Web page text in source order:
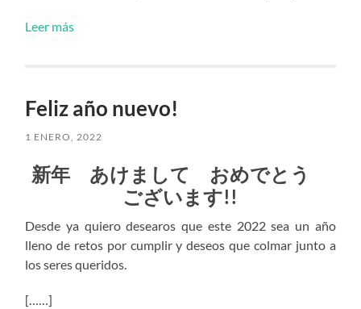
Leer más
Feliz año nuevo!
1 ENERO, 2022
新年 あけまして おめでとう
ございます!!
Desde ya quiero desearos que este 2022 sea un año
lleno de retos por cumplir y deseos que colmar junto a
los seres queridos.
[……]